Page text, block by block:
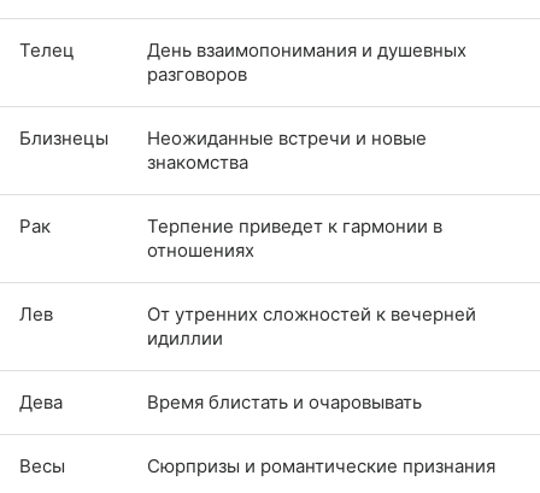
Телец
День взаимопонимания и душевных
разговоров
Близнецы
Неожиданные встречи и новые
знакомства
Рак
Терпение приведет к гармонии в
отношениях
Лев
От утренних сложностей к вечерней
идиллии
Дева Время блистать и очаровывать
Весы Сюрпризы и романтические признания